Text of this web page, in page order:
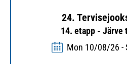
24.
14. etapp - Järve
Mon 10/08/26 -